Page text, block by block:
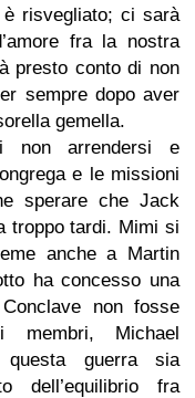
risvegliato; ci sarà
fra la nostra
presto conto di non
sempre dopo aver
gemella.
non arrendersi e
e le missioni
sperare che Jack
troppo tardi. Mimi si
anche a Martin
ha concesso una
non fosse
membri, Michael
questa guerra sia
dell’equilibrio fra